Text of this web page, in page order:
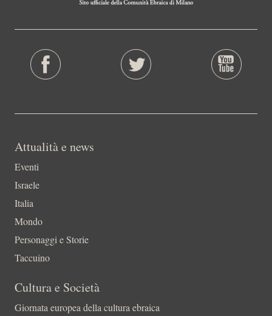
Attualità e news
Eventi
Israele
Italia
Mondo
Personaggi e Storie
Taccuino
Cultura e Società
Giornata europea della cultura ebraica